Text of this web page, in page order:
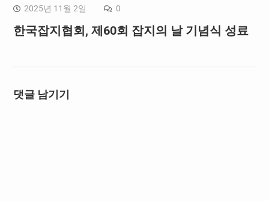
2025년 11월 2일 0
한국잡지협회, 제60회 잡지의 날 기념식 성료
댓글 남기기